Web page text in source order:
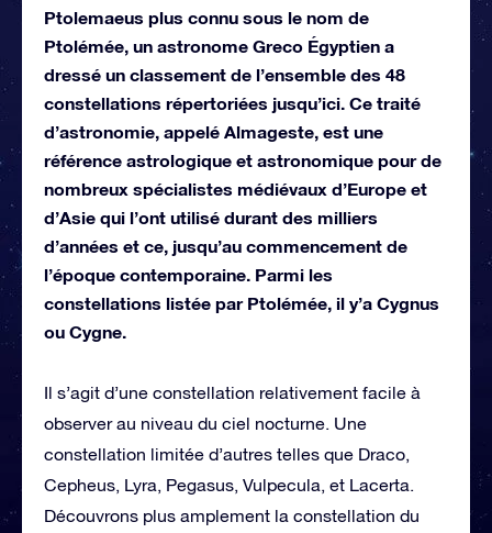
Ptolemaeus plus connu sous le nom de
Ptolémée, un astronome Greco Égyptien a
dressé un classement de l’ensemble des 48
constellations répertoriées jusqu’ici. Ce traité
d’astronomie, appelé Almageste, est une
référence astrologique et astronomique pour de
nombreux spécialistes médiévaux d’Europe et
d’Asie qui l’ont utilisé durant des milliers
d’années et ce, jusqu’au commencement de
l’époque contemporaine. Parmi les
constellations listée par Ptolémée, il y’a Cygnus
ou Cygne.
Il s’agit d’une constellation relativement facile à
observer au niveau du ciel nocturne. Une
constellation limitée d’autres telles que Draco,
Cepheus, Lyra, Pegasus, Vulpecula, et Lacerta.
Découvrons plus amplement la constellation du